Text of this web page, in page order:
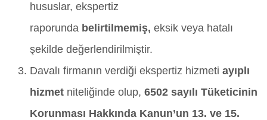
hususlar, ekspertiz
raporunda belirtilmemiş, eksik veya hatalı
şekilde değerlendirilmiştir.
Davalı firmanın verdiği ekspertiz hizmeti ayıplı
hizmet niteliğinde olup, 6502 sayılı Tüketicinin
Korunması Hakkında Kanun’un 13. ve 15.